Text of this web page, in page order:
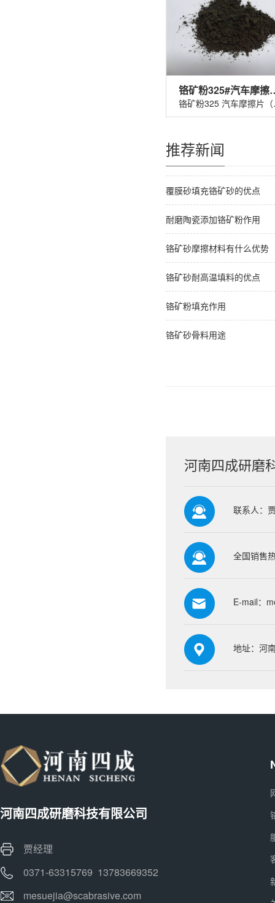
铬矿粉
铬矿
推荐新闻
覆膜砂填充铬矿砂的优点
耐磨陶瓷添加铬矿粉作用
铬矿砂摩擦材料有什么优势
铬矿砂耐高温填料的优点
铬矿粉填充作用
铬矿砂骨料用途
河南四成研磨
联系人：
全国销售
E-mail：
地址：河
河南四成研磨科技有限公司
贾经理
0371-63315769 13783669352
mesuejia@scabrasive.com